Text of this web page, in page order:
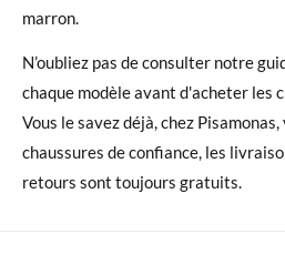
marron.
N’oubliez pas de consulter notre
chaque modèle avant d'acheter les
Vous le savez déjà, chez
chaussures de confiance, les
retours sont toujours gratuits.